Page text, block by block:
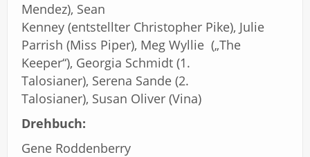
Mendez), Sean
Kenney (entstellter Christopher Pike), Julie
Parrish (Miss Piper), Meg Wyllie („The
Keeper“), Georgia Schmidt (1.
Talosianer), Serena Sande (2.
Talosianer), Susan Oliver (Vina)
Drehbuch:
Gene Roddenberry